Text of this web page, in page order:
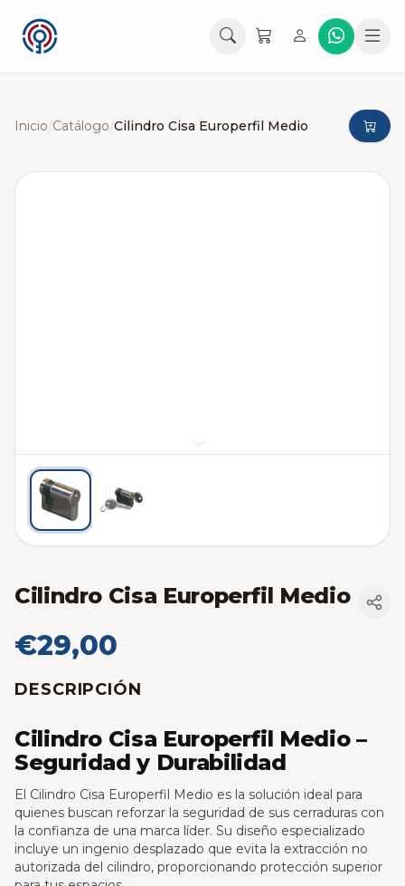
Inicio/Catálogo/Cilindro Cisa Europerfil Medio
Cilindro Cisa Europerfil Medio
€29,00
DESCRIPCIÓN
Cilindro Cisa Europerfil Medio –
Seguridad y Durabilidad
El Cilindro Cisa Europerfil Medio es la solución ideal para
quienes buscan reforzar la seguridad de sus cerraduras con
la confianza de una marca líder. Su diseño especializado
incluye un ingenio desplazado que evita la extracción no
autorizada del cilindro, proporcionando protección superior